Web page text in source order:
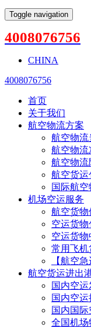
Toggle navigation
4008076756
CHINA
4008076756
首页
关于我们
航空物流方案
航空物流
航空物流
航空物流
航空货运
国际航
机场空运服务
航空货物
空运货物
空运货物
常用飞机
【航空
航空货运进出
国内空
国内空
国内国
全国机场